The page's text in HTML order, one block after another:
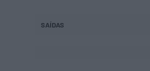
SAÍDAS